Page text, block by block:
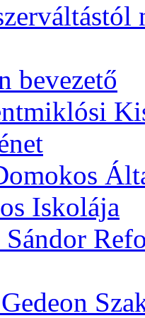
bevezető
Iskolája
Sándor